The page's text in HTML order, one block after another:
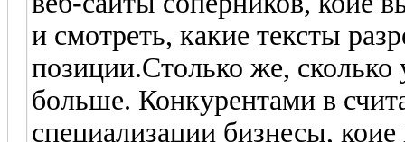
и смотреть, какие тексты
позиции.Столько же,
больше. Конкурентами в
специализации бизнесы,